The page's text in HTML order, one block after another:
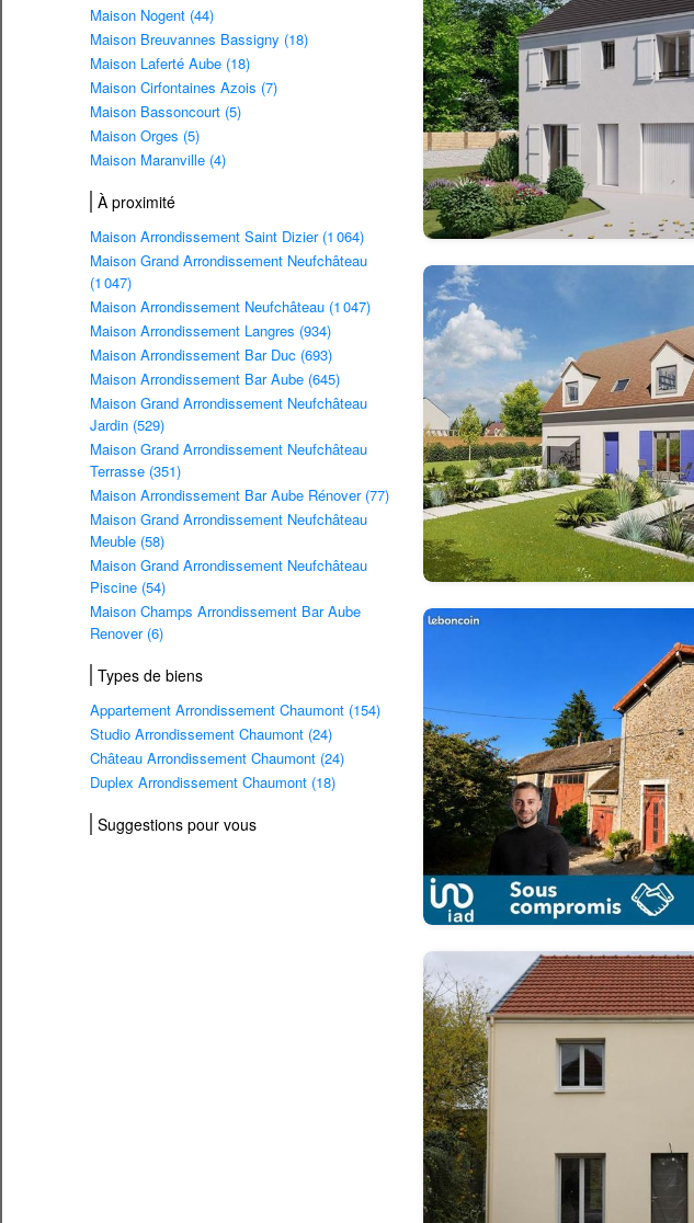
Maison Nogent (44)
Maison Breuvannes Bassigny (18)
Maison Laferté Aube (18)
Maison Cirfontaines Azois (7)
Maison Bassoncourt (5)
Maison Orges (5)
Maison Maranville (4)
À proximité
Maison Arrondissement Saint Dizier (1 064)
Maison Grand Arrondissement Neufchâteau
(1 047)
Maison Arrondissement Neufchâteau (1 047)
Maison Arrondissement Langres (934)
Maison Arrondissement Bar Duc (693)
Maison Arrondissement Bar Aube (645)
Maison Grand Arrondissement Neufchâteau
Jardin (529)
Maison Grand Arrondissement Neufchâteau
Terrasse (351)
Maison Arrondissement Bar Aube Rénover (77)
Maison Grand Arrondissement Neufchâteau
Meuble (58)
Maison Grand Arrondissement Neufchâteau
Piscine (54)
Maison Champs Arrondissement Bar Aube
Renover (6)
Types de biens
Appartement Arrondissement Chaumont (154)
Studio Arrondissement Chaumont (24)
Château Arrondissement Chaumont (24)
Duplex Arrondissement Chaumont (18)
Suggestions pour vous